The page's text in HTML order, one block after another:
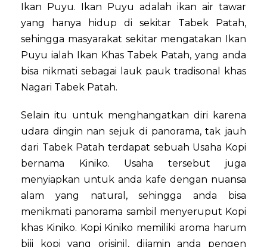
Ikan Puyu. Ikan Puyu adalah ikan air tawar
yang hanya hidup di sekitar Tabek Patah,
sehingga masyarakat sekitar mengatakan Ikan
Puyu ialah Ikan Khas Tabek Patah, yang anda
bisa nikmati sebagai lauk pauk tradisonal khas
Nagari Tabek Patah.
Selain itu untuk menghangatkan diri karena
udara dingin nan sejuk di panorama, tak jauh
dari Tabek Patah terdapat sebuah Usaha Kopi
bernama Kiniko. Usaha tersebut juga
menyiapkan untuk anda kafe dengan nuansa
alam yang natural, sehingga anda bisa
menikmati panorama sambil menyeruput Kopi
khas Kiniko. Kopi Kiniko memiliki aroma harum
biji kopi yang orisinil, dijamin anda pengen